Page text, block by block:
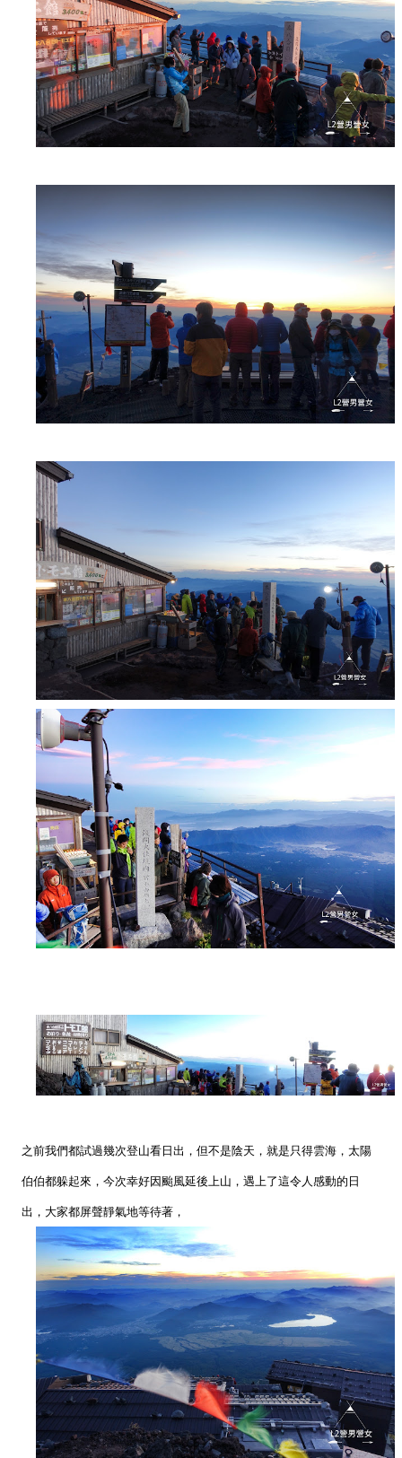
之前我們都試過幾次登山看日出，但不是陰天，就是只得雲海，太陽
伯伯都躲起來，今次幸好因颱風延後上山，遇上了這令人感動的日
出，大家都屏聲靜氣地等待著，